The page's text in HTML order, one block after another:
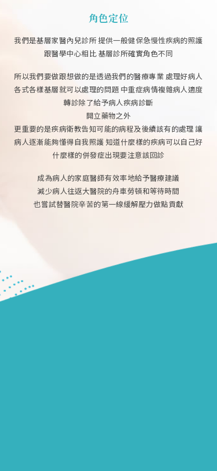
角色定位
我們是基層家醫內兒診所 提供一般健保急慢性疾病的照護
跟醫學中心相比 基層診所確實角色不同
所以我們要做跟想做的是透過我們的醫療專業 處理好病人
各式各樣基層就可以處理的問題 中重症病情複雜病人適度
轉診除了給予病人疾病診斷
開立藥物之外
更重要的是疾病衛教告知可能的病程及後續該有的處理 讓
病人逐漸能夠懂得自我照護 知道什麼樣的疾病可以自己好
什麼樣的併發症出現要注意該回診
成為病人的家庭醫師有效率地給予醫療建議
減少病人往返大醫院的舟車勞頓和等待時間
也嘗試替醫院辛苦的第一線緩解壓力做點貢獻